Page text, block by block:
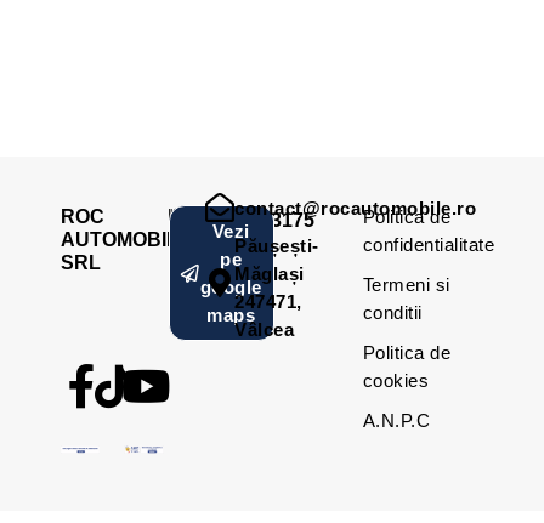
ROC
AUTOMOBILE
SRL
RO42873175
Vezi
pe
google
maps
contact@rocautomobile.ro
Păușești-
Măglași
247471,
Vâlcea
Politica de
confidentialitate
Termeni si
conditii
Politica de
cookies
A.N.P.C
Statcounter code invalid. Insert a fresh copy.